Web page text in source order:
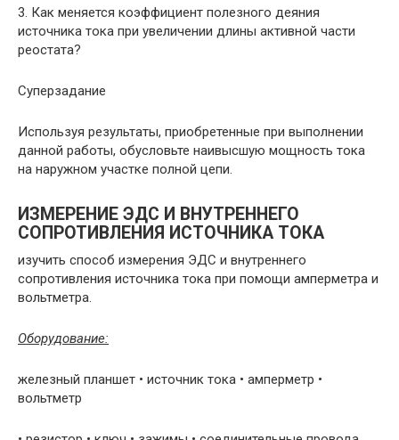
3. Как меняется коэффициент полезного деяния
источника тока при увеличении длины активной части
реостата?
Суперзадание
Используя результаты, приобретенные при выполнении
данной работы, обусловьте наивысшую мощность тока
на наружном участке полной цепи.
ИЗМЕРЕНИЕ ЭДС И ВНУТРЕННЕГО
СОПРОТИВЛЕНИЯ ИСТОЧНИКА ТОКА
изучить способ измерения ЭДС и внутреннего
сопротивления источника тока при помощи амперметра и
вольтметра.
Оборудование:
железный планшет • источник тока • амперметр •
вольтметр